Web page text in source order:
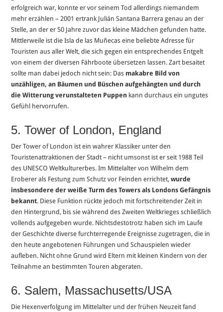
erfolgreich war, konnte er vor seinem Tod allerdings niemandem
mehr erzählen – 2001 ertrank Julián Santana Barrera genau an der
Stelle, an der er 50 Jahre zuvor das kleine Mädchen gefunden hatte.
Mittlerweile ist die Isla de las Muñecas eine beliebte Adresse für
Touristen aus aller Welt, die sich gegen ein entsprechendes Entgelt
von einem der diversen Fährboote übersetzen lassen. Zart besaitet
sollte man dabei jedoch nicht sein: Das makabre Bild von
unzähligen, an Bäumen und Büschen aufgehängten und durch
die Witterung verunstalteten Puppen kann durchaus ein ungutes
Gefühl hervorrufen.
5. Tower of London, England
Der Tower of London ist ein wahrer Klassiker unter den
Touristenattraktionen der Stadt – nicht umsonst ist er seit 1988 Teil
des UNESCO Weltkulturerbes. Im Mittelalter von Wilhelm dem
Eroberer als Festung zum Schutz vor Feinden errichtet,wurde
insbesondere der weiße Turm des Towers als Londons Gefängnis
bekannt. Diese Funktion rückte jedoch mit fortschreitender Zeit in
den Hintergrund, bis sie während des Zweiten Weltkrieges schließlich
vollends aufgegeben wurde. Nichtsdestotrotz haben sich im Laufe
der Geschichte diverse furchterregende Ereignisse zugetragen, die in
den heute angebotenen Führungen und Schauspielen wieder
aufleben. Nicht ohne Grund wird Eltern mit kleinen Kindern von der
Teilnahme an bestimmten Touren abgeraten.
6. Salem, Massachusetts/USA
Die Hexenverfolgung im Mittelalter und der frühen Neuzeit fand